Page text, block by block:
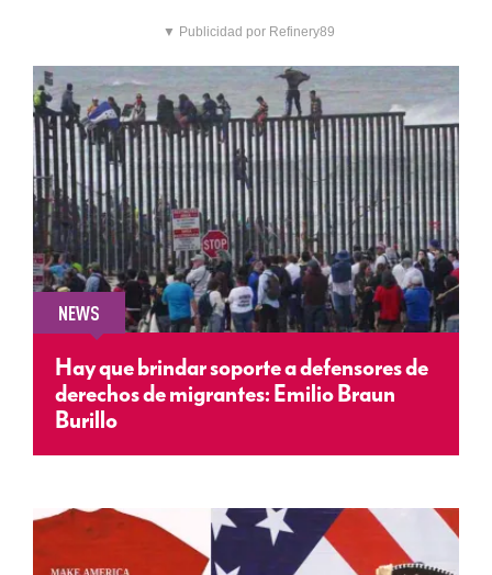
▼ Publicidad por Refinery89
NEWS
Hay que brindar soporte a defensores de
derechos de migrantes: Emilio Braun
Burillo